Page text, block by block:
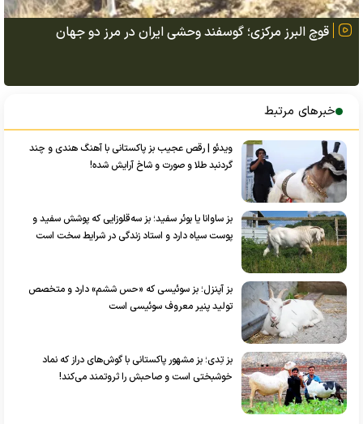
قوچ البرز مرکزی؛ گوسفند وحشی ایران در مرز دو جهان
خبرهای مرتبط
ویدئو | رقص عجیب بز پاکستانی با آهنگ هندی و چند
گردنبد طلا و صورت و شاخ آرایش شده!
بز ساوانا یا بوئر سفید؛ بز سه‌قلوزایی که پوشش سفید و
پوست سیاه دارد و استاد زندگی در شرایط سخت است
بز آپنزل؛ بز سوئیسی که «حس ششم» دارد و متخصص
تولید پنیر معروف سوئیسی است
بز تِدی؛ بز مشهور پاکستانی با گوش‌های دراز که نماد
خوشبختی است و صاحبش را ثروتمند می‌کند!